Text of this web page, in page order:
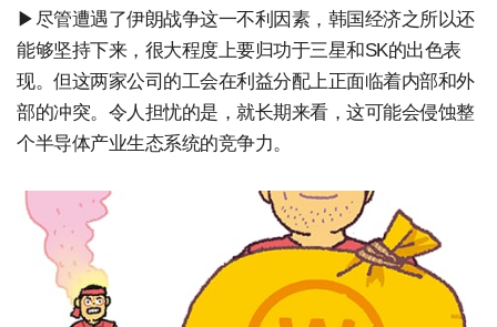
▶尽管遭遇了伊朗战争这一不利因素，韩国经济之所以还
能够坚持下来，很大程度上要归功于三星和SK的出色表
现。但这两家公司的工会在利益分配上正面临着内部和外
部的冲突。令人担忧的是，就长期来看，这可能会侵蚀整
个半导体产业生态系统的竞争力。